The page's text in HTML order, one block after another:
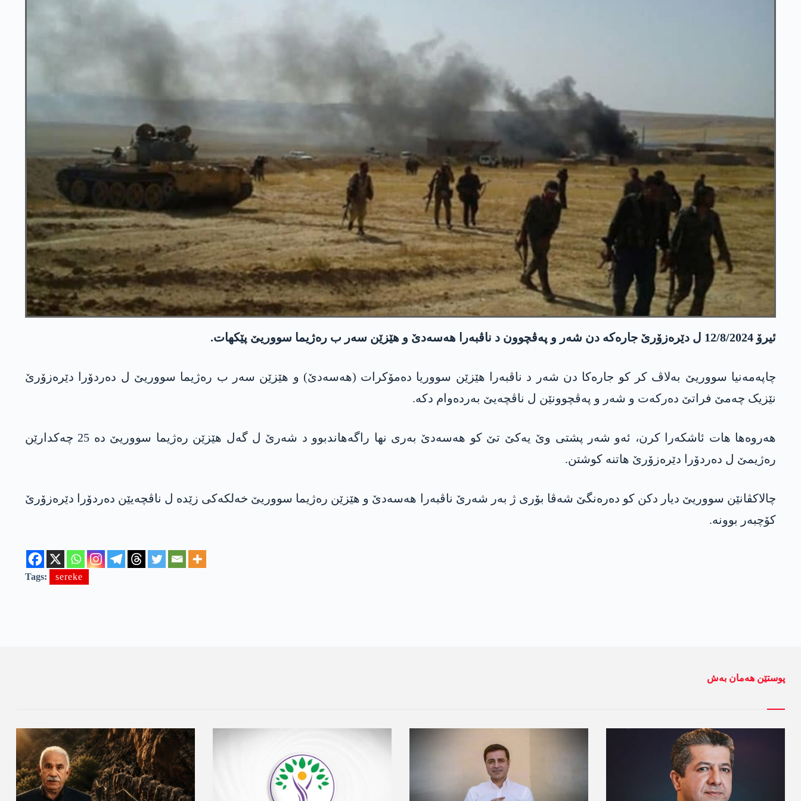
ئیرۆ 12/8/2024 ل دێرەزۆرێ جارەکە دن شەر و پەڤچوون د ناڤبەرا ھەسەدێ و ھێزێن سەر ب رەژیما سووریێ پێکھات.
چاپەمەنیا سووریێ بەلاڤ کر کو جارەکا دن شەر د ناڤبەرا ھێزێن سووریا دەمۆکرات (ھەسەدێ) و ھێزێن سەر ب رەژیما سووریێ ل دەردۆرا دێرەزۆرێ
نێزیک چەمێ فراتێ دەرکەت و شەر و پەڤچوونێن ل ناڤچەیێ بەردەوام دکە.
ھەروەھا ھات ئاشکەرا کرن، ئەو شەر پشتی وێ یەکێ تێ کو ھەسەدێ بەری نھا راگەھاندبوو د شەرێ ل گەل ھێزێن رەژیما سووریێ دە 25 چەکدارێن
رەژیمێ ل دەردۆرا دێرەزۆرێ ھاتنە کوشتن.
چالاکڤانێن سووریێ دیار دکن کو دەرەنگێ شەڤا بۆری ژ بەر شەرێ ناڤبەرا ھەسەدێ و ھێزێن رەژیما سووریێ خەلکەکی زێدە ل ناڤچەیێن دەردۆرا دێرەزۆرێ
کۆچبەر بوونە.
Tags: sereke
پوستێن ھەمان بەش